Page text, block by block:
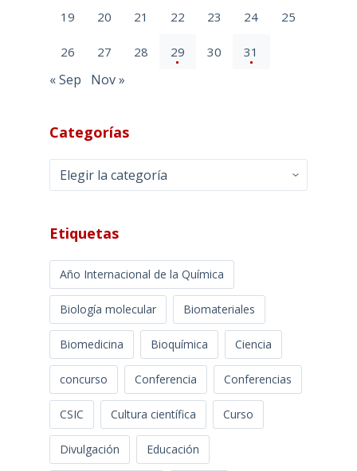
19 20 21 22 23 24 25
26 27 28 29 30 31
« Sep Nov »
Categorías
Categorías
Etiquetas
Año Internacional de la Química
Biología molecular Biomateriales
Biomedicina Bioquímica Ciencia
concurso Conferencia Conferencias
CSIC Cultura científica Curso
Divulgación Educación